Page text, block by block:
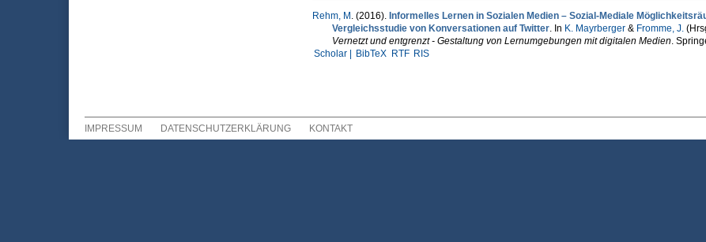
Rehm, M . (2016). Informelles Lernen in Sozialen Medien – Sozial-Mediale
Vergleichsstudie von Konversationen auf Twitter. In K. Mayrberger& Fromme, J.
Vernetzt und entgrenzt - Gestaltung von Lernumgebungen mit digitalen Medien.
Scholar |
BibTeX RTF RIS
IMPRESSUM DATENSCHUTZERKLÄRUNG KONTAKT